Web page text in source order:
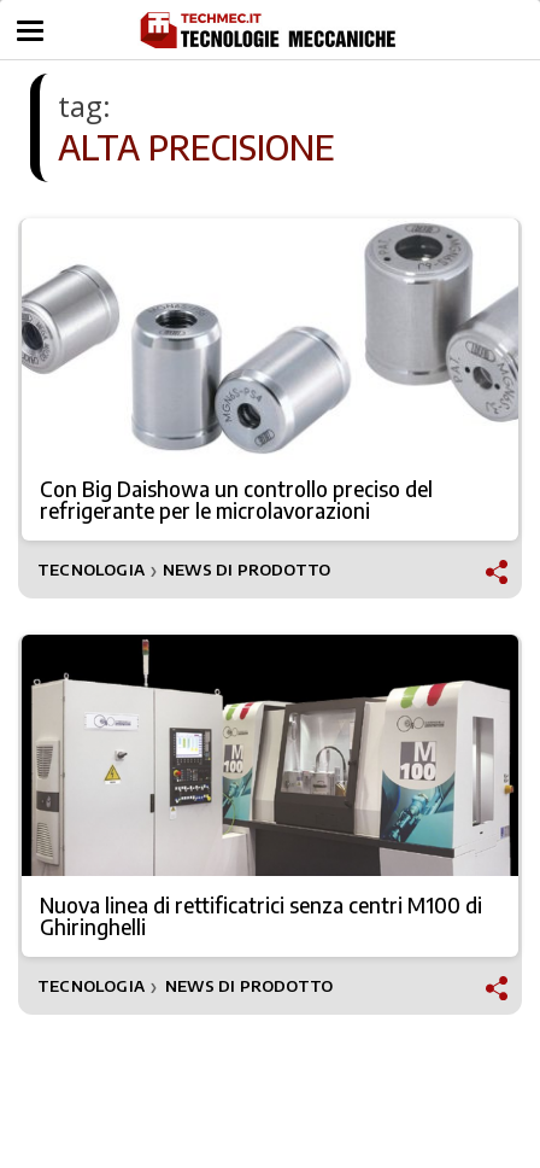
tag:
ALTA PRECISIONE
Con Big Daishowa un controllo preciso del
refrigerante per le microlavorazioni
TECNOLOGIA ❯ NEWS DI PRODOTTO
Nuova linea di rettificatrici senza centri M100 di
Ghiringhelli
TECNOLOGIA ❯ NEWS DI PRODOTTO